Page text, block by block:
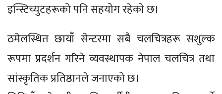
इन्स्टिच्युटहरूको पनि सहयोग रहेको छ।
ठमेलस्थित छायाँ सेन्टरमा सबै चलचित्रहरू सशुल्क
रूपमा प्रदर्शन गरिने व्यवस्थापक नेपाल चलचित्र तथा
सांस्कृतिक प्रतिष्ठानले जनाएको छ।